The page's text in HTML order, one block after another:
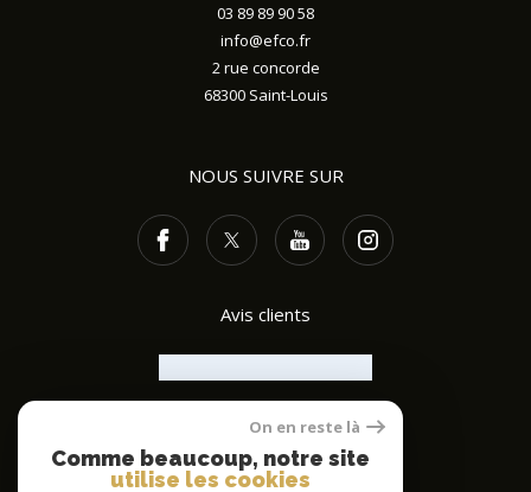
03 89 89 90 58
info@efco.fr
2 rue concorde
68300
Saint-Louis
NOUS SUIVRE SUR
Avis clients
ADHÉRENTS
On en reste là
Comme beaucoup, notre site
utilise les cookies